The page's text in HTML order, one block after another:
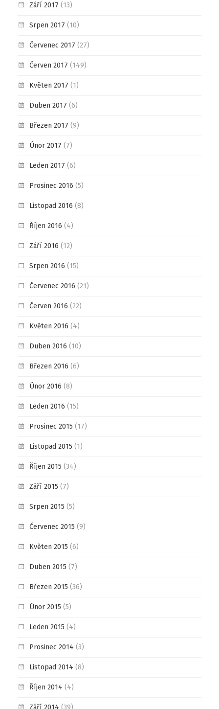
Září 2017 (13)
Srpen 2017 (10)
Červenec 2017 (27)
Červen 2017 (149)
Květen 2017 (1)
Duben 2017 (6)
Březen 2017 (9)
Únor 2017 (7)
Leden 2017 (6)
Prosinec 2016 (5)
Listopad 2016 (8)
Říjen 2016 (4)
Září 2016 (12)
Srpen 2016 (15)
Červenec 2016 (21)
Červen 2016 (22)
Květen 2016 (4)
Duben 2016 (10)
Březen 2016 (6)
Únor 2016 (8)
Leden 2016 (15)
Prosinec 2015 (17)
Listopad 2015 (1)
Říjen 2015 (34)
Září 2015 (7)
Srpen 2015 (5)
Červenec 2015 (9)
Květen 2015 (6)
Duben 2015 (7)
Březen 2015 (36)
Únor 2015 (5)
Leden 2015 (4)
Prosinec 2014 (3)
Listopad 2014 (8)
Říjen 2014 (4)
Září 2014 (39)